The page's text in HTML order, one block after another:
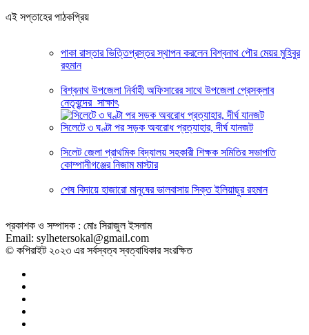
এই সপ্তাহের পাঠকপ্রিয়
পাকা রাস্তার ভিত্তিপ্রস্তর স্থাপন করলেন বিশ্বনাথ পৌর মেয়র মুহিবুর
রহমান
বিশ্বনাথ উপজেলা নির্বাহী অফিসারের সাথে উপজেলা প্রেসক্লাব
নেতৃবৃন্দের সাক্ষাৎ
সিলেটে ৩ ঘণ্টা পর সড়ক অবরোধ প্রত্যাহার, দীর্ঘ যানজট
সিলেট জেলা প্রাথমিক বিদ্যালয় সহকারী শিক্ষক সমিতির সভাপতি
কোম্পানীগঞ্জের নিজাম মাস্টার
শেষ বিদায়ে হাজারো মানুষের ভালবাসায় সিক্ত ইলিয়াছুর রহমান
প্রকাশক ও সম্পাদক : মোঃ সিরাজুল ইসলাম
Email: sylhetersokal@gmail.com
© কপিরাইট ২০২৩ এর সর্বস্বত্ব স্বত্বাধিকার সংরক্ষিত